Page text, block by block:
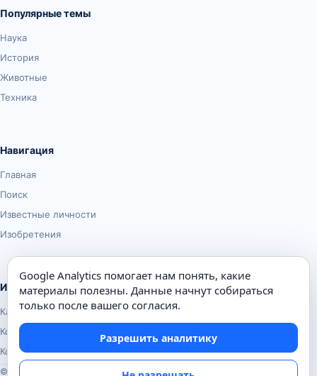
Популярные темы
Наука
История
Животные
Техника
Навигация
Главная
Поиск
Известные личности
Изобретения
Информация
Карта сайта
Контакты
Конфиденциальность
© Почемуха.ру, 2010–2026
Google Analytics помогает нам понять, какие
материалы полезны. Данные начнут собираться
только после вашего согласия.
Разрешить аналитику